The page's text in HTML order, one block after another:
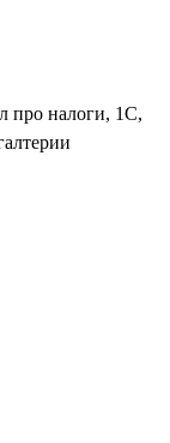
про налоги, 1С,